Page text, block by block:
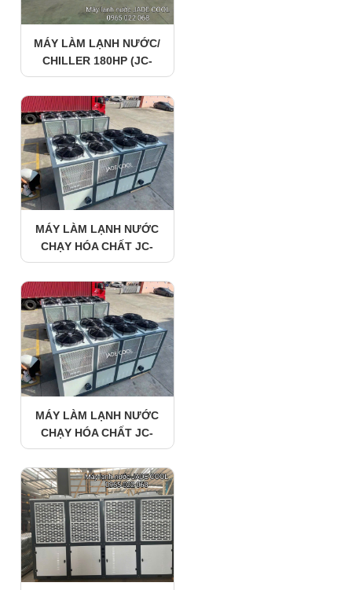
MÁY LÀM LẠNH NƯỚC/
CHILLER 180HP (JC-
180FBX1)/GIÓ GIẢI
NHIỆT( JADE COOL)
MÁY LÀM LẠNH NƯỚC
CHẠY HÓA CHẤT JC-
100FBX1/GIÓ GIẢI NHIỆT(
100HP) JADECOOL
MÁY LÀM LẠNH NƯỚC
CHẠY HÓA CHẤT JC-
60FBX1/GIÓ GIẢI NHIỆT(
60HP) JADECOOL